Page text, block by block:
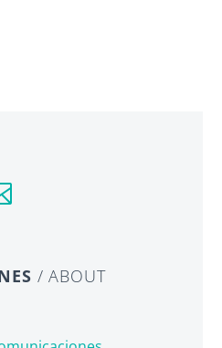
/ ABOUT